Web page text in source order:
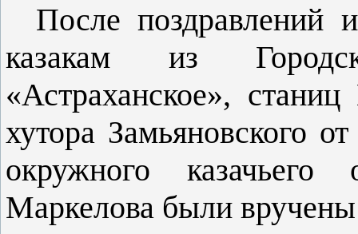
После поздравлений
казакам из
«Астраханское»,
хутора Замьяновского
окружного
Маркелова были